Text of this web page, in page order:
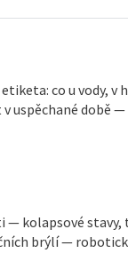
co u vody, v
uspěchané době
— kolapsové
brýlí —